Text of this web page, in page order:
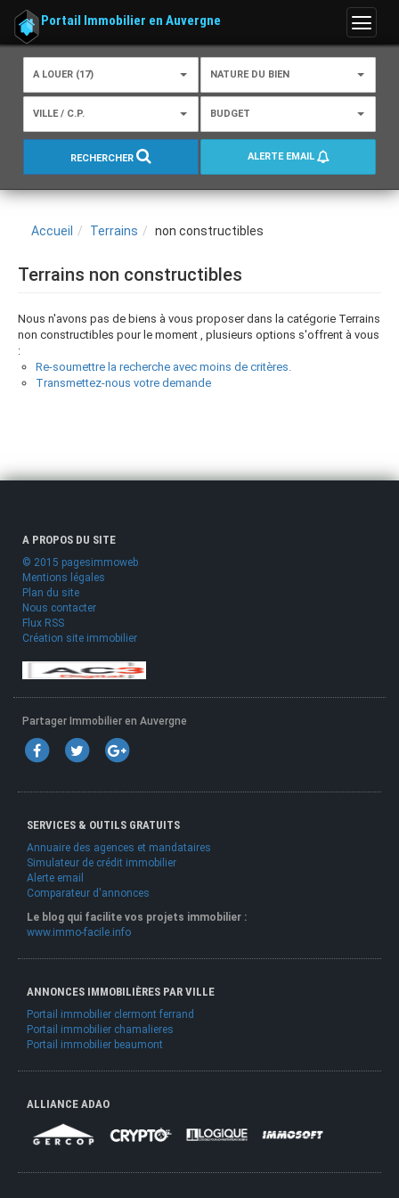
Menu
Portail Immobilier en Auvergne
A LOUER (17) NATURE DU BIEN
VILLE / C.P. BUDGET
RECHERCHER ALERTE EMAIL
Accueil Terrains non constructibles
Terrains non constructibles
Nous n'avons pas de biens à vous proposer dans la catégorie Terrains
non constructibles pour le moment , plusieurs options s'offrent à vous
:
Re-soumettre la recherche avec moins de critères.
Transmettez-nous votre demande
A PROPOS DU SITE
© 2015 pagesimmoweb
Mentions légales
Plan du site
Nous contacter
Flux RSS
Création site immobilier
Partager Immobilier en Auvergne
SERVICES & OUTILS GRATUITS
Annuaire des agences et mandataires
Simulateur de crédit immobilier
Alerte email
Comparateur d'annonces
Le blog qui facilite vos projets immobilier :
www.immo-facile.info
ANNONCES IMMOBILIÈRES PAR VILLE
Portail immobilier clermont ferrand
Portail immobilier chamalieres
Portail immobilier beaumont
ALLIANCE ADAO